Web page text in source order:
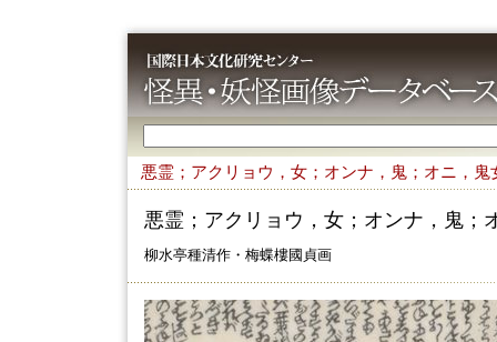
悪霊；アクリョウ，女；オンナ，鬼；オニ，鬼
悪霊；アクリョウ，女；オンナ，鬼；
柳水亭種清作・梅蝶樓國貞画